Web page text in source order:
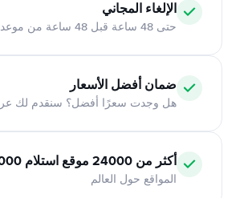
الإلغاء المجاني
حتى 48 ساعة قبل 48 ساعة من موعد الاستلام المحدد
ضمان أفضل الأسعار
هل وجدت سعرًا أفضل؟ سنقدم لك
أكثر من 24000 موقع استلام 24000
المواقع حول العالم